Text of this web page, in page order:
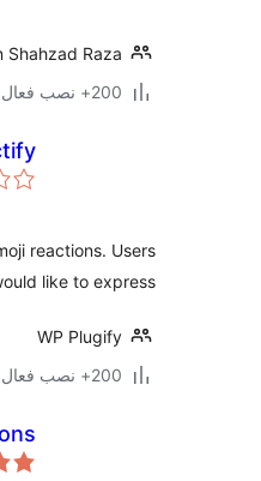
Shahzad Raza
200+ نصب فعال
reactions. Users
like to express …
WP Plugify
200+ نصب فعال